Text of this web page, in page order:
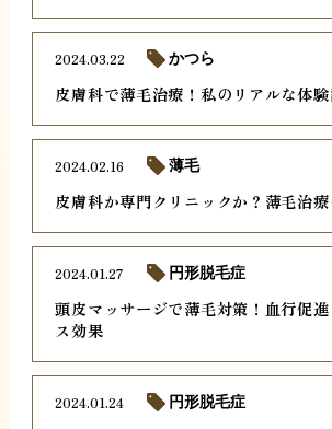
皮膚科で薄毛治療！私のリアルな体
2024.03.22 かつら
皮膚科か専門クリニックか？薄毛治
2024.02.16 薄毛
頭皮マッサージで薄毛対策！血行促
ス効果
2024.01.27 円形脱毛症
2024.01.24 円形脱毛症